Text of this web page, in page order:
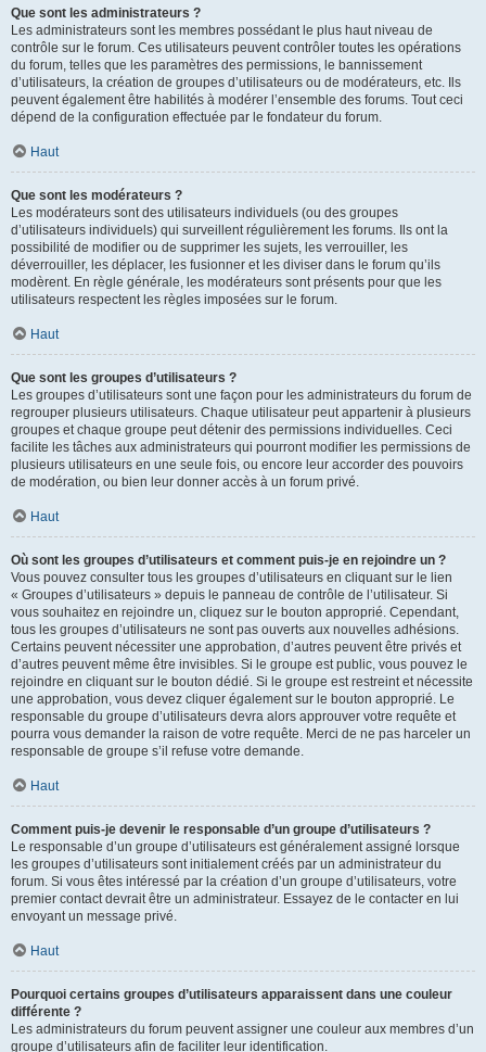
Que sont les administrateurs ?
Les administrateurs sont les membres possédant le plus haut niveau de
contrôle sur le forum. Ces utilisateurs peuvent contrôler toutes les opérations
du forum, telles que les paramètres des permissions, le bannissement
d’utilisateurs, la création de groupes d’utilisateurs ou de modérateurs, etc. Ils
peuvent également être habilités à modérer l’ensemble des forums. Tout ceci
dépend de la configuration effectuée par le fondateur du forum.
Haut
Que sont les modérateurs ?
Les modérateurs sont des utilisateurs individuels (ou des groupes
d’utilisateurs individuels) qui surveillent régulièrement les forums. Ils ont la
possibilité de modifier ou de supprimer les sujets, les verrouiller, les
déverrouiller, les déplacer, les fusionner et les diviser dans le forum qu’ils
modèrent. En règle générale, les modérateurs sont présents pour que les
utilisateurs respectent les règles imposées sur le forum.
Haut
Que sont les groupes d’utilisateurs ?
Les groupes d’utilisateurs sont une façon pour les administrateurs du forum de
regrouper plusieurs utilisateurs. Chaque utilisateur peut appartenir à plusieurs
groupes et chaque groupe peut détenir des permissions individuelles. Ceci
facilite les tâches aux administrateurs qui pourront modifier les permissions de
plusieurs utilisateurs en une seule fois, ou encore leur accorder des pouvoirs
de modération, ou bien leur donner accès à un forum privé.
Haut
Où sont les groupes d’utilisateurs et comment puis-je en rejoindre un ?
Vous pouvez consulter tous les groupes d’utilisateurs en cliquant sur le lien
« Groupes d’utilisateurs » depuis le panneau de contrôle de l’utilisateur. Si
vous souhaitez en rejoindre un, cliquez sur le bouton approprié. Cependant,
tous les groupes d’utilisateurs ne sont pas ouverts aux nouvelles adhésions.
Certains peuvent nécessiter une approbation, d’autres peuvent être privés et
d’autres peuvent même être invisibles. Si le groupe est public, vous pouvez le
rejoindre en cliquant sur le bouton dédié. Si le groupe est restreint et nécessite
une approbation, vous devez cliquer également sur le bouton approprié. Le
responsable du groupe d’utilisateurs devra alors approuver votre requête et
pourra vous demander la raison de votre requête. Merci de ne pas harceler un
responsable de groupe s’il refuse votre demande.
Haut
Comment puis-je devenir le responsable d’un groupe d’utilisateurs ?
Le responsable d’un groupe d’utilisateurs est généralement assigné lorsque
les groupes d’utilisateurs sont initialement créés par un administrateur du
forum. Si vous êtes intéressé par la création d’un groupe d’utilisateurs, votre
premier contact devrait être un administrateur. Essayez de le contacter en lui
envoyant un message privé.
Haut
Pourquoi certains groupes d’utilisateurs apparaissent dans une couleur
différente ?
Les administrateurs du forum peuvent assigner une couleur aux membres d’un
groupe d’utilisateurs afin de faciliter leur identification.